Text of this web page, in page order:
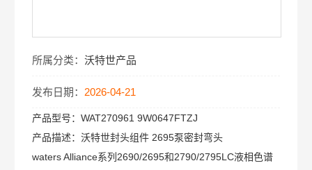
所属分类：沃特世产品
发布日期： 2026-04-21
产品型号：WAT270961 9W0647FTZJ
产品描述：沃特世封头组件 2695泵密封弯头
waters Alliance系列2690/2695和2790/2795LC液相色谱